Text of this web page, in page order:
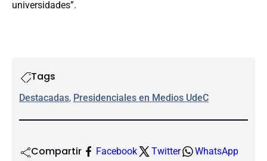
universidades”.
Tags
Destacadas, Presidenciales en Medios UdeC
Compartir Facebook Twitter WhatsApp